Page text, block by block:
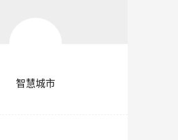
智慧城市